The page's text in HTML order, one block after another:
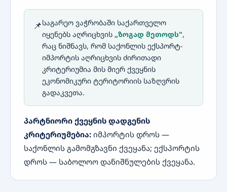
📌საგარეო ვაჭრობაში საქართველო
იყენებს აღრიცხვის „ზოგად მეთოდს",
რაც ნიშნავს, რომ საქონლის ექსპორტ-
იმპორტის აღრიცხვის ძირითადი
კრიტერიუმია მის მიერ ქვეყნის
ეკონომიკური ტერიტორიის საზღვრის
გადაკვეთა.
პარტნიორი ქვეყნის დადგენის
კრიტერიუმებია: იმპორტის დროს —
საქონლის გამომგზავნი ქვეყანა; ექსპორტის
დროს — საბოლოო დანიშნულების ქვეყანა.